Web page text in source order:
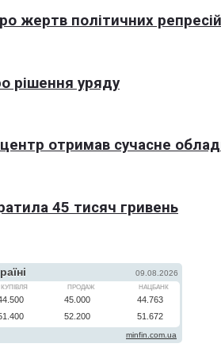
жертв політичних репресій
рішення уряду
отримав сучасне
45 тисяч гривень